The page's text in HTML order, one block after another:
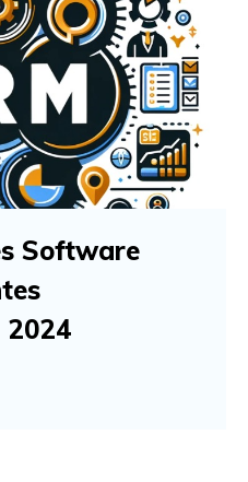
Software
2024